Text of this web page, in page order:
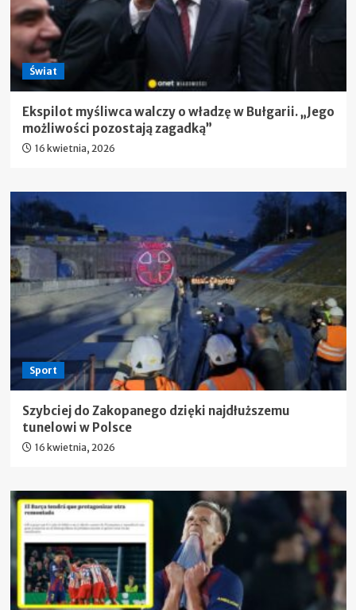
Świat
Ekspilot myśliwca walczy o władzę w Bułgarii. „Jego
możliwości pozostają zagadką”
16 kwietnia, 2026
Sport
Szybciej do Zakopanego dzięki najdłuższemu
tunelowi w Polsce
16 kwietnia, 2026